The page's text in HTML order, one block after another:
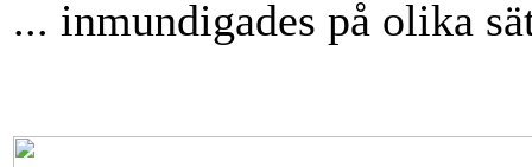
... inmundigades på olika